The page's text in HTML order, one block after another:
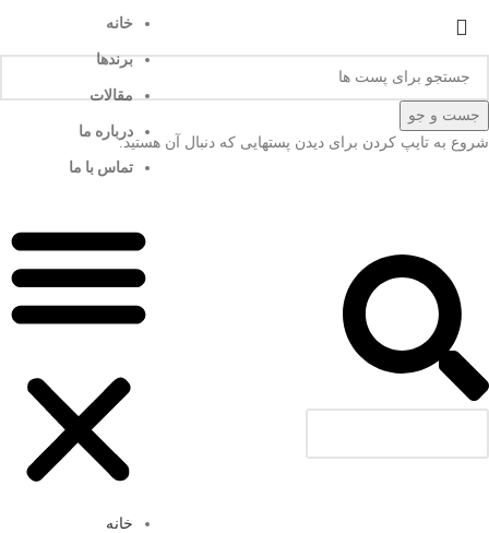
خانه
برندها
مقالات
درباره ما
تماس با ما
خانه
جست و جو
شروع به تایپ کردن برای دیدن پستهایی که دنبال آن هستید.